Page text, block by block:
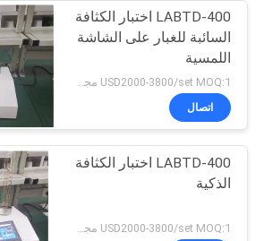
LABTD-400 اختبار الكثافة
السائبة للغبار على الشاشة
اللمسية
USD2000-3800/set MOQ:1 مجموعة
اتصال
LABTD-400 اختبار الكثافة
الذكية
USD2000-3800/set MOQ:1 مجموعة